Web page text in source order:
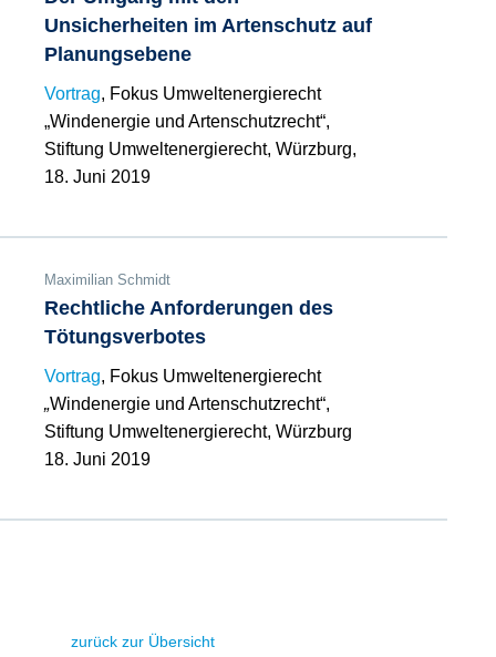
Unsicherheiten im Artenschutz auf
Planungsebene
Vortrag, Fokus Umweltenergierecht
„Windenergie und Artenschutzrecht“,
Stiftung Umweltenergierecht, Würzburg,
18. Juni 2019
Maximilian Schmidt
Rechtliche Anforderungen des
Tötungsverbotes
Vortrag, Fokus Umweltenergierecht
„Windenergie und Artenschutzrecht“,
Stiftung Umweltenergierecht, Würzburg
18. Juni 2019
zurück zur Übersicht